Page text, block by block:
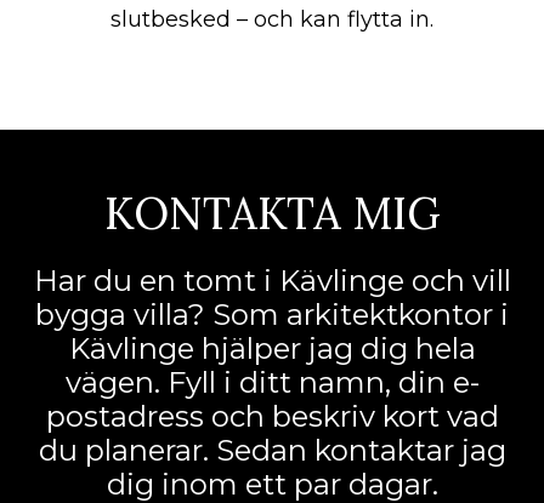
slutbesked – och kan flytta in.
KONTAKTA MIG
Har du en tomt i Kävlinge och vill
bygga villa? Som arkitektkontor i
Kävlinge hjälper jag dig hela
vägen. Fyll i ditt namn, din e-
postadress och beskriv kort vad
du planerar. Sedan kontaktar jag
dig inom ett par dagar.